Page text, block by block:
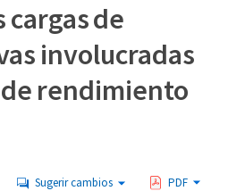
de
involucradas
rendimiento
Sugerir cambios PDF